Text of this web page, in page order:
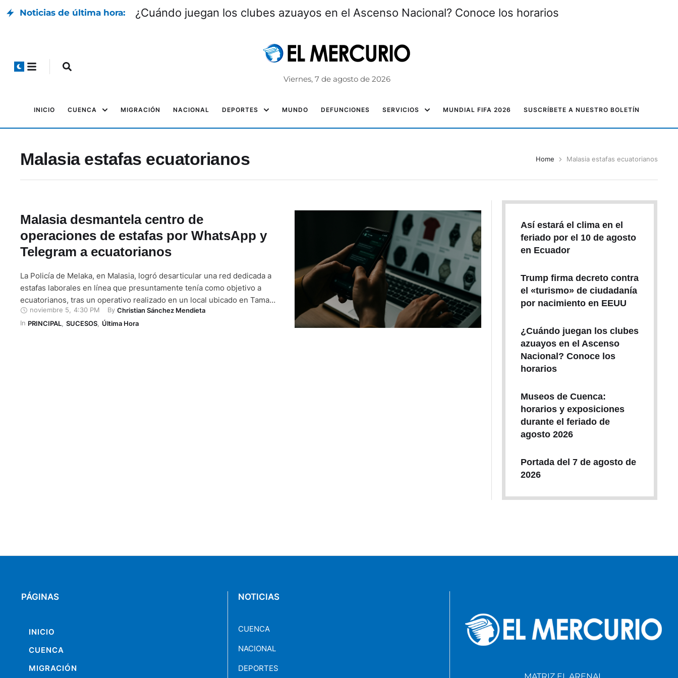
Noticias de última hora: ¿Cuándo juegan los clubes azuayos en el Ascenso Nacional? Conoce los horarios
Viernes, 7 de agosto de 2026
INICIO CUENCA MIGRACIÓN NACIONAL DEPORTES MUNDO DEFUNCIONES SERVICIOS MUNDIAL FIFA 2026 SUSCRÍBETE A NUESTRO BOLETÍN
Malasia estafas ecuatorianos Home Malasia estafas ecuatorianos
Malasia desmantela centro de
operaciones de estafas por WhatsApp y
Telegram a ecuatorianos
La Policía de Melaka, en Malasia, logró desarticular una red dedicada a
estafas laborales en línea que presuntamente tenía como objetivo a
ecuatorianos, tras un operativo realizado en un local ubicado en Taman
Paya Rumput Perdana, Tanjung Minyak. El jefe policial de Melaka, Datuk
Dzulkhairi Mukhtar, indicó que quedaron detenidas 16 personas, entre
noviembre 5 4:30 PM By Christian Sánchez Mendieta
In PRINCIPAL, SUCESOS, Última Hora
Así estará el clima en el
feriado por el 10 de agosto
en Ecuador
Trump firma decreto contra
el «turismo» de ciudadanía
por nacimiento en EEUU
¿Cuándo juegan los clubes
azuayos en el Ascenso
Nacional? Conoce los
horarios
Museos de Cuenca:
horarios y exposiciones
durante el feriado de
agosto 2026
Portada del 7 de agosto de
2026
PÁGINAS
INICIO
CUENCA
MIGRACIÓN
NOTICIAS
CUENCA
NACIONAL
DEPORTES